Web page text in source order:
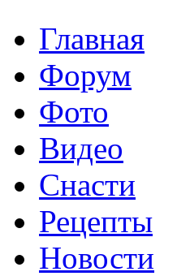
Главная
Форум
Фото
Видео
Снасти
Рецепты
Новости